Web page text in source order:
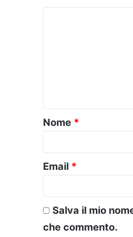
o
*
Nome *
Email *
Salva il mio
che commento.